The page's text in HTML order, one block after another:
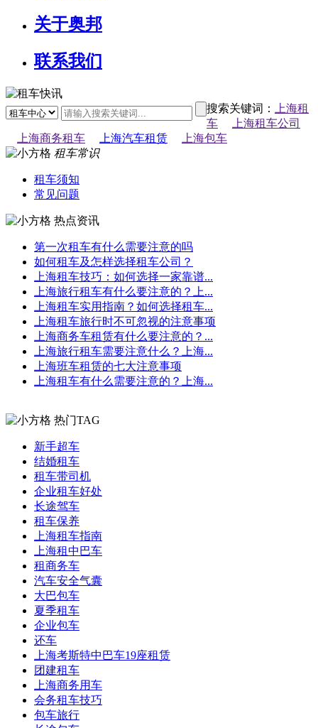
关于奥邦
联系我们
搜索关键词：
上海租
车
上海租车公司
上海商务租车
上海汽车租赁
上海包车
租车常识
租车须知
常见问题
热点资讯
第一次租车有什么需要注意的吗
如何租车及怎样选择租车公司？
上海租车技巧：如何选择一家靠谱...
上海旅行租车有什么要注意的？上...
上海租车实用指南？如何选择租车...
上海租车旅行时不可忽视的注意事项
上海商务车租赁有什么要注意的？...
上海旅行租车需要注意什么？上海...
上海班车租赁的七大注意事项
上海租车有什么需要注意的？上海...
热门TAG
新手超车
结婚租车
租车带司机
企业租车好处
长途驾车
租车保养
上海租车指南
上海租中巴车
租商务车
汽车安全气囊
大巴包车
夏季租车
企业包车
还车
上海考斯特中巴车19座租赁
团建租车
上海商务用车
会务租车技巧
包车旅行